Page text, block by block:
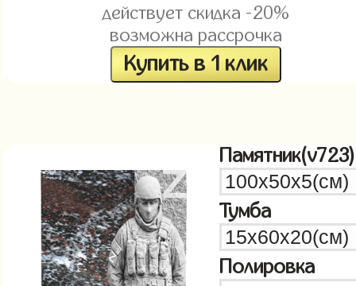
действует скидка -20%
возможна рассрочка
Купить в 1 клик
Памятник(v723)
Тумба
Полировка